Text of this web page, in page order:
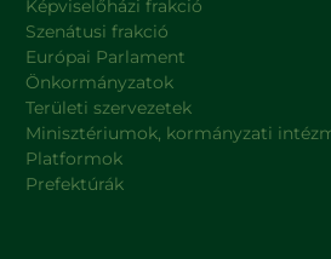
Képviselőházi frakció
Szenátusi frakció
Európai Parlament
Önkormányzatok
Területi szervezetek
Minisztériumok, kormányzati
Platformok
Prefektúrák